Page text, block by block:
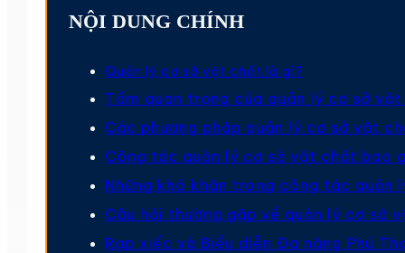
NỘI DUNG CHÍNH
Quản lý cơ sở vật chất là gì?
Tầm quan trọng của quản lý cơ sở
Các phương pháp quản lý cơ sở vật
Công tác quản lý cơ sở vật chất bao
Những khó khăn trong công tác quản
Câu hỏi thường gặp về quản lý cơ sở
Rạp xiếc và Biểu diễn Đa năng Phú